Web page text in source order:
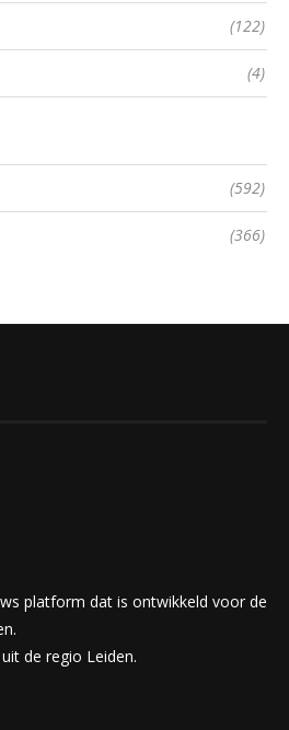
(122)
(4)
(592)
(366)
platform dat is ontwikkeld voor de
de regio Leiden.